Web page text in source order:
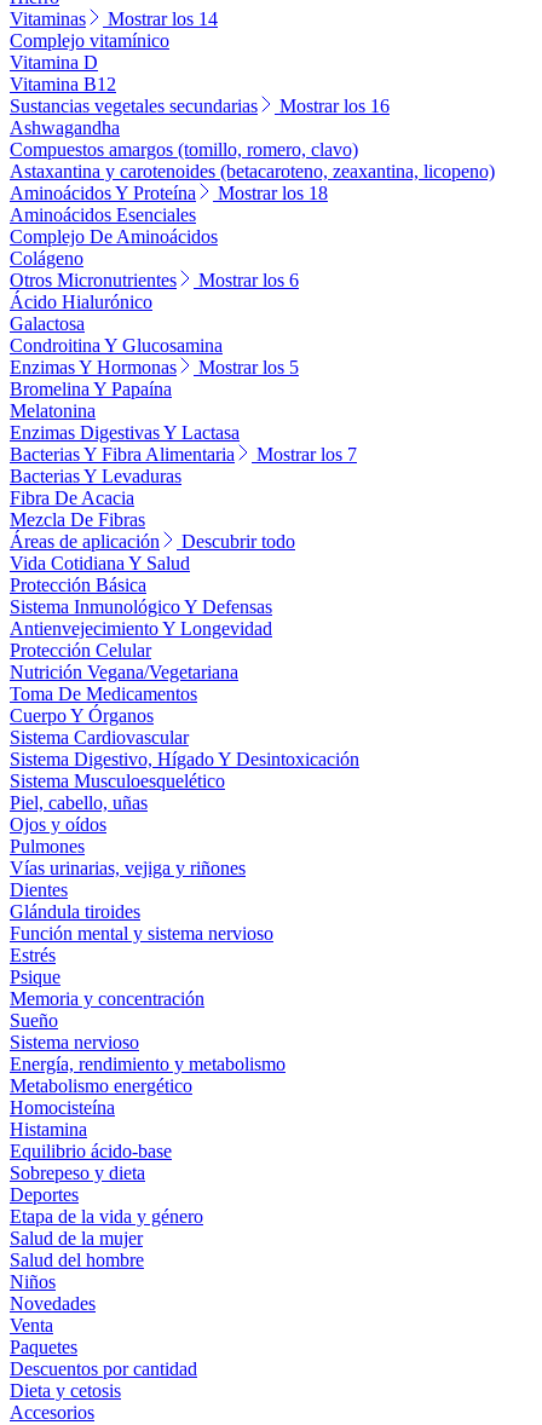
Vitaminas
Mostrar los 14
Complejo vitamínico
Vitamina D
Vitamina B12
Sustancias vegetales secundarias
Mostrar los 16
Ashwagandha
Compuestos amargos (tomillo, romero, clavo)
Astaxantina y carotenoides (betacaroteno, zeaxantina, licopeno)
Aminoácidos Y Proteína
Mostrar los 18
Aminoácidos Esenciales
Complejo De Aminoácidos
Colágeno
Otros Micronutrientes
Mostrar los 6
Ácido Hialurónico
Galactosa
Condroitina Y Glucosamina
Enzimas Y Hormonas
Mostrar los 5
Bromelina Y Papaína
Melatonina
Enzimas Digestivas Y Lactasa
Bacterias Y Fibra Alimentaria
Mostrar los 7
Bacterias Y Levaduras
Fibra De Acacia
Mezcla De Fibras
Áreas de aplicación
Descubrir todo
Vida Cotidiana Y Salud
Protección Básica
Sistema Inmunológico Y Defensas
Antienvejecimiento Y Longevidad
Protección Celular
Nutrición Vegana/Vegetariana
Toma De Medicamentos
Cuerpo Y Órganos
Sistema Cardiovascular
Sistema Digestivo, Hígado Y Desintoxicación
Sistema Musculoesquelético
Piel, cabello, uñas
Ojos y oídos
Pulmones
Vías urinarias, vejiga y riñones
Dientes
Glándula tiroides
Función mental y sistema nervioso
Estrés
Psique
Memoria y concentración
Sueño
Sistema nervioso
Energía, rendimiento y metabolismo
Metabolismo energético
Homocisteína
Histamina
Equilibrio ácido-base
Sobrepeso y dieta
Deportes
Etapa de la vida y género
Salud de la mujer
Salud del hombre
Niños
Novedades
Venta
Paquetes
Descuentos por cantidad
Dieta y cetosis
Accesorios